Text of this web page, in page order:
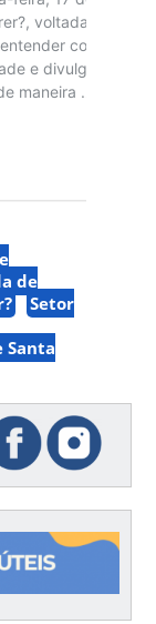
de
Setor
Santa